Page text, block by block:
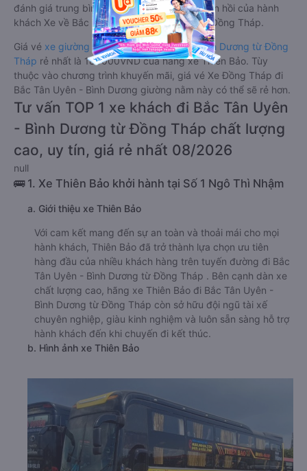
đánh giá trung bình từ 1.7/5 dựa trên 26 phản hồi của hành
khách Xe về Bắc Tân Uyên - Bình Dương từ Đồng Tháp.
Giá vé xe giường nằm đi Bắc Tân Uyên - Bình Dương từ Đồng
Tháp rẻ nhất là 180000VND của hãng xe Thiên Bảo. Tùy
thuộc vào chương trình khuyến mãi, giá vé Xe Đồng Tháp đi
Bắc Tân Uyên - Bình Dương giường nằm này có thể sẽ rẻ hơn.
Tư vấn TOP 1 xe khách đi Bắc Tân Uyên
- Bình Dương từ Đồng Tháp chất lượng
cao, uy tín, giá rẻ nhất 08/2026
null
🚌 1. Xe Thiên Bảo khởi hành tại Số 1 Ngô Thì Nhậm
a. Giới thiệu xe Thiên Bảo
Với cam kết mang đến sự an toàn và thoải mái cho mọi
hành khách, Thiên Bảo đã trở thành lựa chọn ưu tiên
hàng đầu của nhiều khách hàng trên tuyến đường đi Bắc
Tân Uyên - Bình Dương từ Đồng Tháp . Bên cạnh dàn xe
chất lượng cao, hãng xe Thiên Bảo đi Bắc Tân Uyên -
Bình Dương từ Đồng Tháp còn sở hữu đội ngũ tài xế
chuyên nghiệp, giàu kinh nghiệm và luôn sẵn sàng hỗ trợ
hành khách đến khi chuyến đi kết thúc.
b. Hình ảnh xe Thiên Bảo